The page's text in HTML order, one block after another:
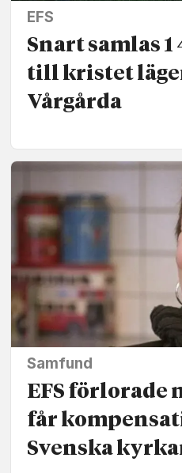
EFS
Snart samlas
till kristet
Vårgårda
Samfund
EFS förlorade
får
Svenska